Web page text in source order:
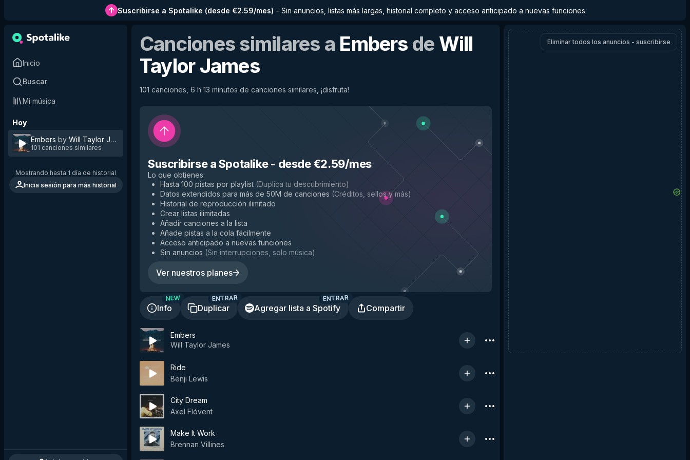
Suscribirse a Spotalike (desde €2.59/mes) – Sin anuncios, listas más largas, historial completo y acceso anticipado a nuevas funciones
Inicio
Buscar
Mi música
Hoy
Embers by Will Taylor James
101 canciones similares
Mostrando hasta 1 día de historial
Inicia sesión para más historial
Canciones similares a Embers de Will
Taylor James
101 canciones, 6 h 13 minutos de canciones similares, ¡disfruta!
Suscribirse a Spotalike- desde €2.59/mes
Lo que obtienes:
Hasta 100 pistas por playlist (Duplica tu descubrimiento)
Datos extendidos para más de 50M de canciones (Créditos, sellos y más)
Historial de reproducción ilimitado
Crear listas ilimitadas
Añadir canciones a la lista
Añade pistas a la cola fácilmente
Acceso anticipado a nuevas funciones
Sin anuncios (Sin interrupciones, solo música)
Ver nuestros planes
Info
NEW
Duplicar
ENTRAR
Agregar lista a Spotify
ENTRAR
Compartir
Embers
Will Taylor James
Ride
Benji Lewis
City Dream
Axel Flóvent
Make It Work
Brennan Villines
Eliminar todos los anuncios - suscribirse